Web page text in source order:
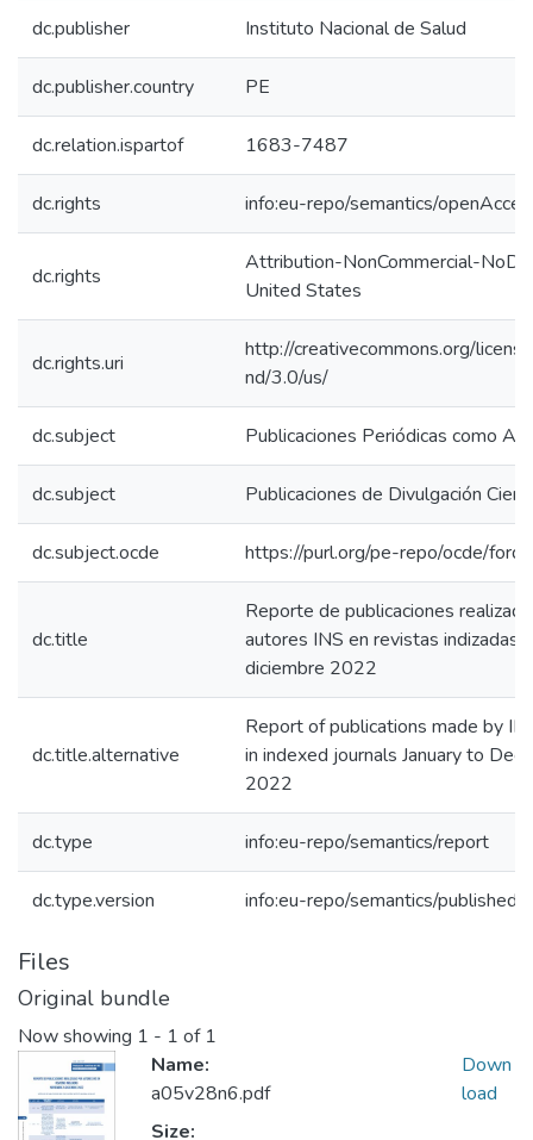
dc.publisher Instituto Nacional de Salud
dc.publisher.country PE
dc.relation.ispartof 1683-7487
dc.rights info:eu-repo/semantics/
dc.rights
Attribution-NonCommercial-
United States
dc.rights.uri
http://creativecommons.org/
nd/3.0/us/
dc.subject Publicaciones Periódicas como
dc.subject Publicaciones de Divulgación
dc.subject.ocde https://purl.org/pe-repo/ocde/
dc.title
Reporte de publicaciones
autores INS en revistas indizadas
diciembre 2022
dc.title.alternative
Report of publications made by
in indexed journals January to
2022
dc.type info:eu-repo/semantics/report
dc.type.version info:eu-repo/semantics/
Files
Original bundle
Now showing 1 - 1 of 1
Name:
a05v28n6.pdf
Size:
Down
load